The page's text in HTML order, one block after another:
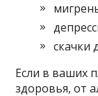
скачки
Если в ваших
здоровья, от